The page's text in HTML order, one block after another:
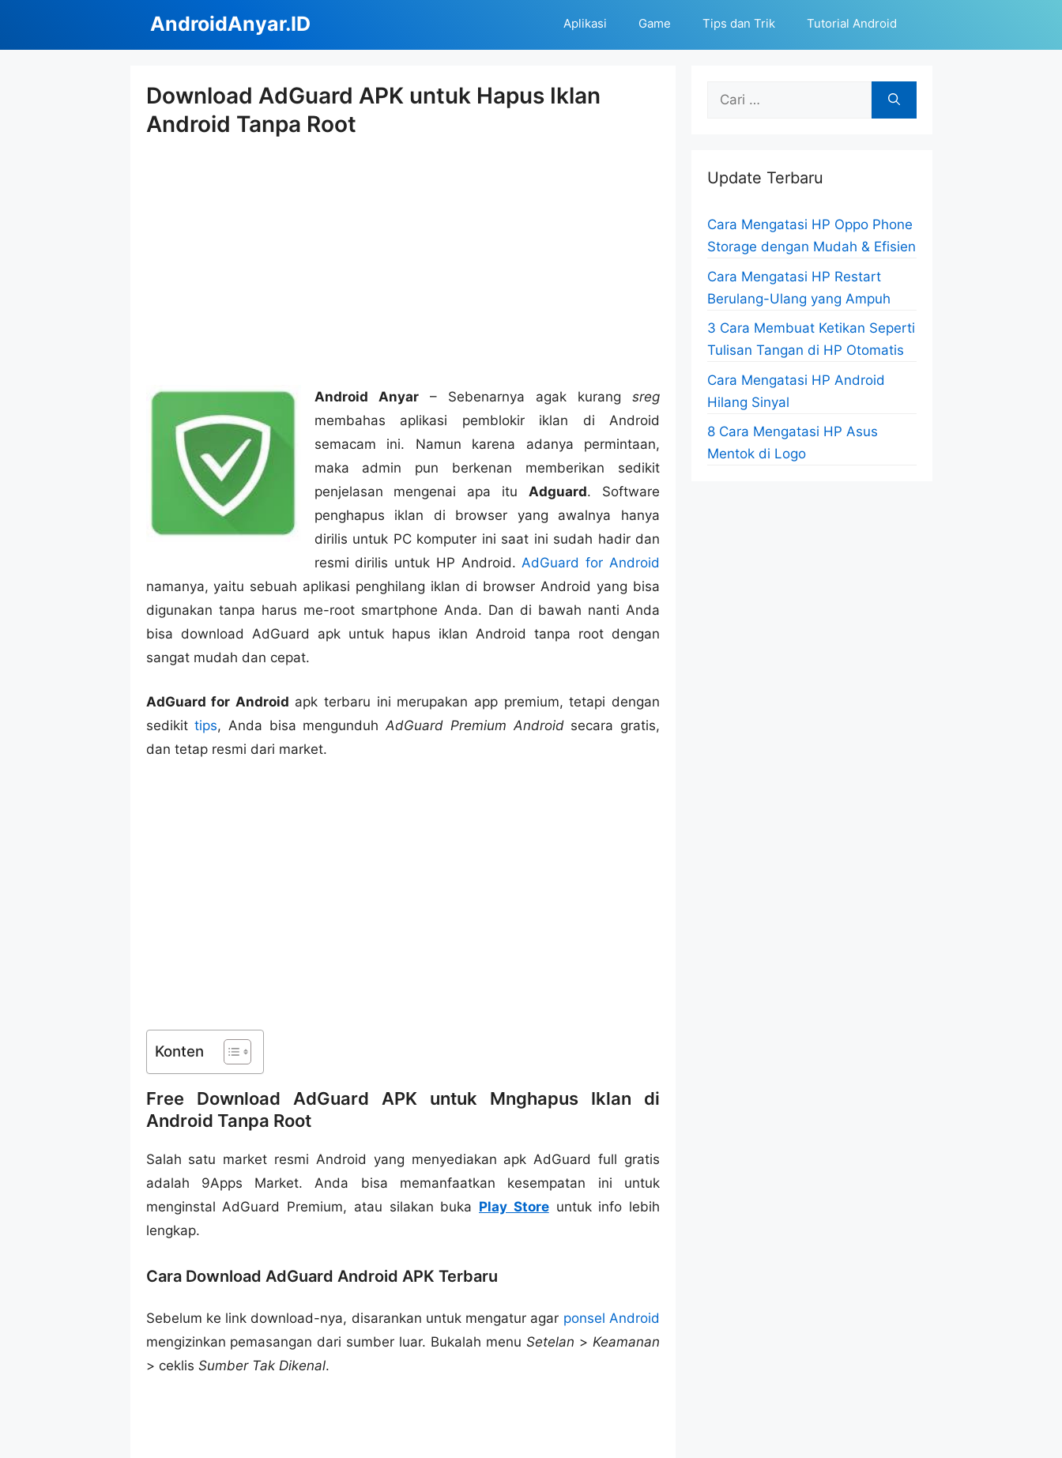
isi
AndroidAnyar.ID Aplikasi Game Tips dan Trik Tutorial Android
Download AdGuard APK untuk Hapus Iklan
Android Tanpa Root
Android Anyar– Sebenarnya agak kurangsreg
membahas aplikasi pemblokir iklan di Android
semacam ini. Namun karena adanya permintaan,
maka admin pun berkenan memberikan sedikit
penjelasan mengenai apa ituAdguard. Software
penghapus iklan di browser yang awalnya hanya
dirilis untuk PC komputer ini saat ini sudah hadir dan
resmi dirilis untuk HP Android.AdGuard for Android
namanya, yaitu sebuah aplikasi penghilang iklan di browser Android yang bisa
digunakan tanpa harus me-root smartphone Anda. Dan di bawah nanti Anda
bisa download AdGuard apk untuk hapus iklan Android tanpa root dengan
sangat mudah dan cepat.
AdGuard for Android apk terbaru ini merupakan app premium, tetapi dengan
sedikittips, Anda bisa mengunduhAdGuard Premium Androidsecara gratis,
dan tetap resmi dari market.
Konten
Free Download AdGuard APK untuk Mnghapus Iklan di
Android Tanpa Root
Salah satu market resmi Android yang menyediakan apk AdGuard full gratis
adalah 9Apps Market. Anda bisa memanfaatkan kesempatan ini untuk
menginstal AdGuard Premium, atau silakan buka Play Storeuntuk info lebih
lengkap.
Cara Download AdGuard Android APK Terbaru
Sebelum ke link download-nya, disarankan untuk mengatur agar ponsel Android
mengizinkan pemasangan dari sumber luar. Bukalah menuSetelan >Keamanan
> ceklis Sumber Tak Dikenal.
Cari
Update Terbaru
Cara Mengatasi HP Oppo Phone
Storage dengan Mudah & Efisien
Cara Mengatasi HP Restart
Berulang-Ulang yang Ampuh
3 Cara Membuat Ketikan Seperti
Tulisan Tangan di HP Otomatis
Cara Mengatasi HP Android
Hilang Sinyal
8 Cara Mengatasi HP Asus
Mentok di Logo